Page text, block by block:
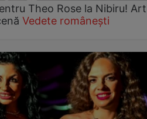
Theo Rose la Nibiru!
Vedete românești